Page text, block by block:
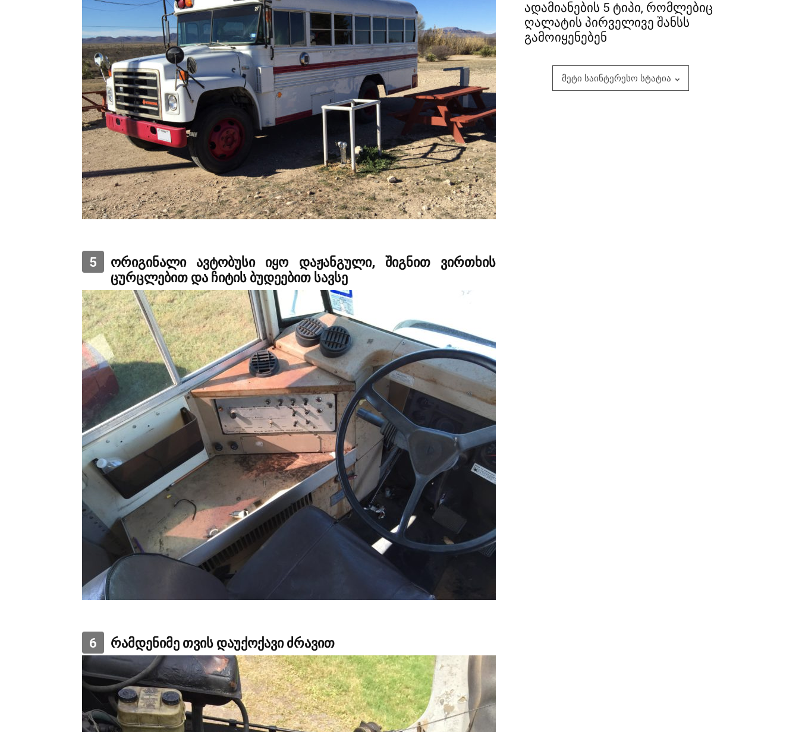
5
ორიგინალი ავტობუსი იყო დაჟანგული, შიგნით ვირთხის
ცურცლებით და ჩიტის ბუდეებით სავსე
6 რამდენიმე თვის დაუქოქავი ძრავით
ადამიანების 5 ტიპი, რომლებიც
ღალატის პირველივე შანსს
გამოიყენებენ
მეტი საინტერესო სტატია